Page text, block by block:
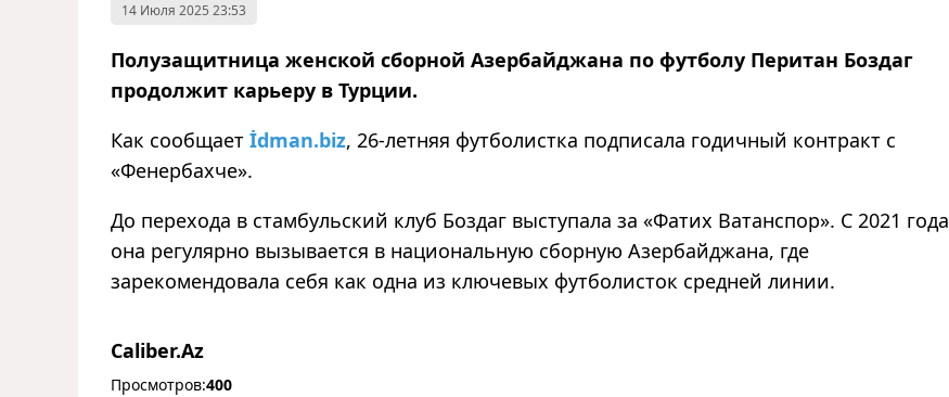
14 Июля 2025 23:53
Полузащитница женской сборной Азербайджана по футболу Перитан Боздаг
продолжит карьеру в Турции.
Как сообщает İdman.biz, 26-летняя футболистка подписала годичный контракт с
«Фенербахче».
До перехода в стамбульский клуб Боздаг выступала за «Фатих Ватанспор». С 2021 года
она регулярно вызывается в национальную сборную Азербайджана, где
зарекомендовала себя как одна из ключевых футболисток средней линии.
Caliber.Az
Просмотров:400